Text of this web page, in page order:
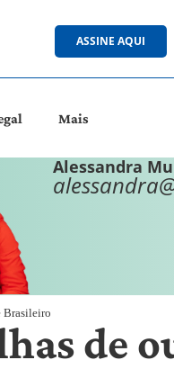
ASSINE AQUI
Mais
Alessandra
Brasileiro
de